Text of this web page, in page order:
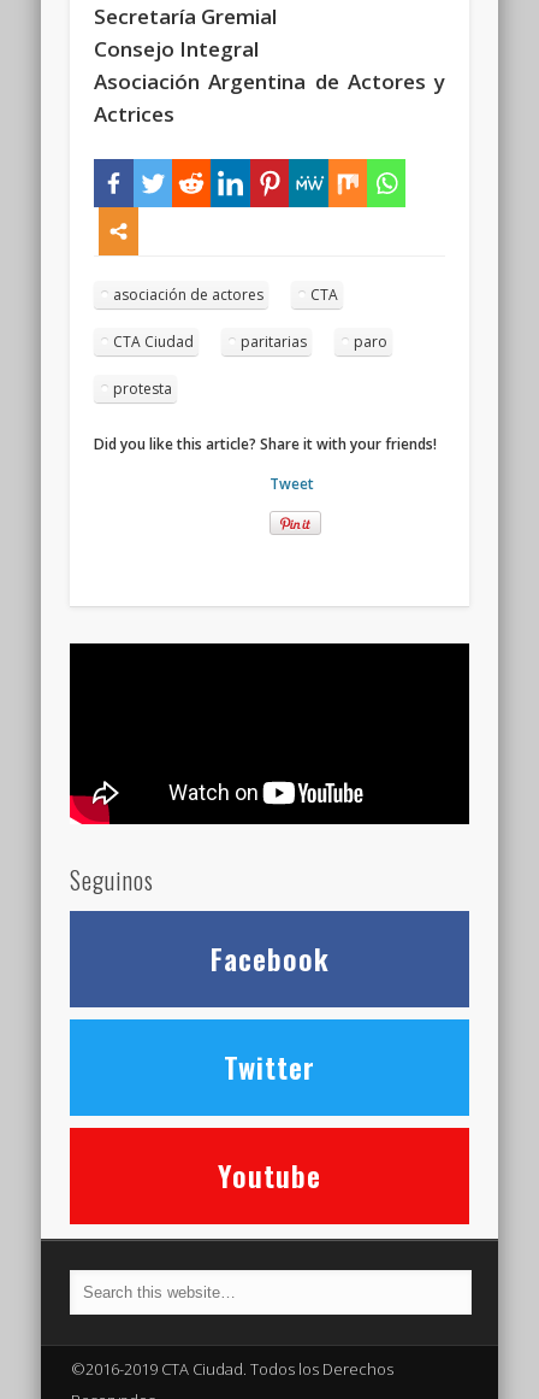
Secretaría Gremial
Consejo Integral
Asociación Argentina de Actores y
Actrices
asociación de actores CTA
CTA Ciudad paritarias paro
protesta
Did you like this article? Share it with your friends!
Tweet
Seguinos
Facebook
Twitter
Youtube
©2016-2019 CTA Ciudad. Todos los Derechos